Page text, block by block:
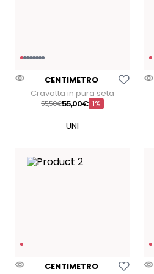
CENTIMETRO Aggiungi Alla Lista Dei Desideri
Cravatta in pura seta
5550€55,00€ 1%
CENTIMETRO Aggiungi Alla Lista Dei Desideri